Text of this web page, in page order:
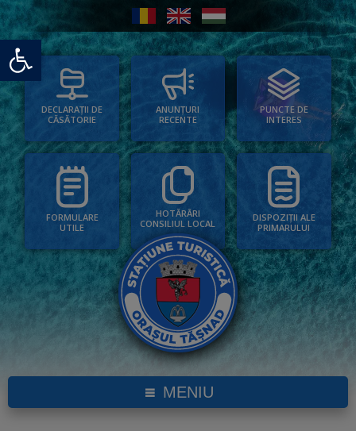
Deschide bara de unelte
DECLARAȚII DE
CĂSĂTORIE
ANUNȚURI
RECENTE
PUNCTE DE
INTERES
FORMULARE
UTILE
HOTĂRÂRI
CONSILIUL LOCAL
DISPOZIȚII ALE
PRIMARULUI
MENIU